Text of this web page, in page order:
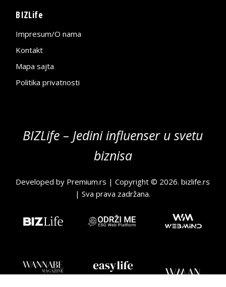
BIZLife
Impresum/O nama
Kontakt
Mapa sajta
Politika privatnosti
BIZLife – Jedini influenser u svetu
biznisa
Developed by Premium.rs | Copyright © 2026.bizlife.rs
| Sva prava zadržana.